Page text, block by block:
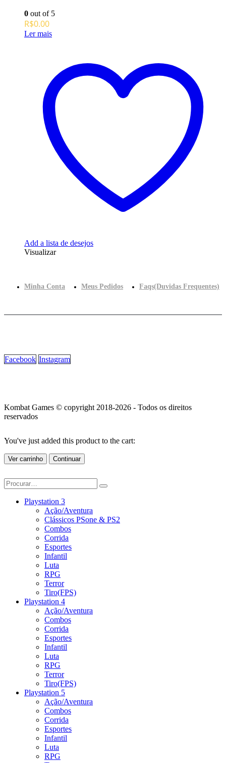
0 out of 5
R$0.00
Ler mais
Add a lista de desejos
Visualizar
Minha Conta Meus Pedidos Faqs(Duvidas Frequentes)
Facebook Instagram
Kombat Games © copyright 2018-2026 - Todos os direitos
reservados
You've just added this product to the cart:
Ver carrinho Continuar
Playstation 3
Ação/Aventura
Clássicos PSone & PS2
Combos
Corrida
Esportes
Infantil
Luta
RPG
Terror
Tiro(FPS)
Playstation 4
Ação/Aventura
Combos
Corrida
Esportes
Infantil
Luta
RPG
Terror
Tiro(FPS)
Playstation 5
Ação/Aventura
Combos
Corrida
Esportes
Infantil
Luta
RPG